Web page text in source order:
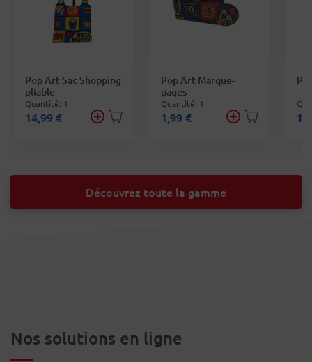
Pop Art Sac Shopping
pliable
Quantité: 1
14,99 €
Pop Art Marque-
pages
Quantité: 1
1,99 €
Découvrez toute la gamme
Nos solutions en ligne